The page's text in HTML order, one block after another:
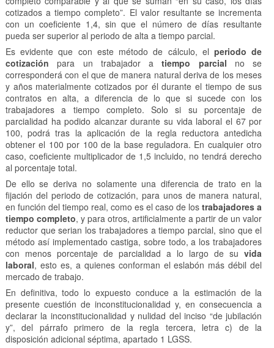
cotizados a tiempo completo”. El valor resultante se incrementa
con un coeficiente 1,4, sin que el número de días resultante
pueda ser superior al periodo de alta a tiempo parcial.
Es evidente que con este método de cálculo, elperiodo de
cotización para un trabajador atiempo parcial no se
corresponderá con el que de manera natural deriva de los meses
y años materialmente cotizados por él durante el tiempo de sus
contratos en alta, a diferencia de lo que si sucede con los
trabajadores a tiempo completo. Solo si su porcentaje de
parcialidad ha podido alcanzar durante su vida laboral el 67 por
100, podrá tras la aplicación de la regla reductora antedicha
obtener el 100 por 100 de la base reguladora. En cualquier otro
caso, coeficiente multiplicador de 1,5 incluido, no tendrá derecho
al porcentaje total.
De ello se deriva no solamente una diferencia de trato en la
fijación del periodo de cotización, para unos de manera natural,
en función del tiempo real, como es el caso de los trabajadores a
tiempo completo, y para otros, artificialmente a partir de un valor
reductor que serian los trabajadores a tiempo parcial, sino que el
método así implementado castiga, sobre todo, a los trabajadores
con menos porcentaje de parcialidad a lo largo de suvida
laboral, esto es, a quienes conforman el eslabón más débil del
mercado de trabajo.
En definitiva, todo lo expuesto conduce a la estimación de la
presente cuestión de inconstitucionalidad y, en consecuencia a
declarar la inconstitucionalidad y nulidad del inciso “de jubilación
y”, del párrafo primero de la regla tercera, letra c) de la
disposición adicional séptima, apartado 1 LGSS.